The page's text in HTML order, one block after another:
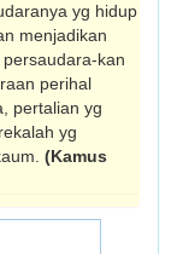
yg hidup
menjadikan
kan
perihal
pertalian yg
yg
(Kamus